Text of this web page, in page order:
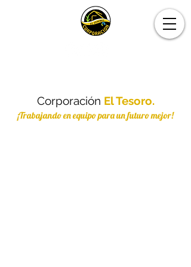
Corporación El Tesoro.
¡Trabajando en equipo para un futuro mejor!